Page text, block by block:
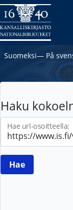
Suomeksi― På
Haku
Hae url-osoitteella: